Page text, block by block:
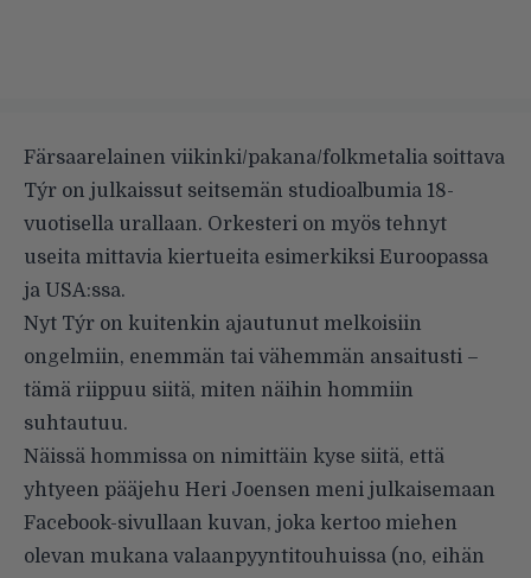
Färsaarelainen viikinki/pakana/folkmetalia soittava
Týr on julkaissut seitsemän studioalbumia 18-
vuotisella urallaan. Orkesteri on myös tehnyt
useita mittavia kiertueita esimerkiksi Euroopassa
ja USA:ssa.
Nyt Týr on kuitenkin ajautunut melkoisiin
ongelmiin, enemmän tai vähemmän ansaitusti –
tämä riippuu siitä, miten näihin hommiin
suhtautuu.
Näissä hommissa on nimittäin kyse siitä, että
yhtyeen pääjehu Heri Joensen meni julkaisemaan
Facebook-sivullaan kuvan, joka kertoo miehen
olevan mukana valaanpyyntitouhuissa (no, eihän